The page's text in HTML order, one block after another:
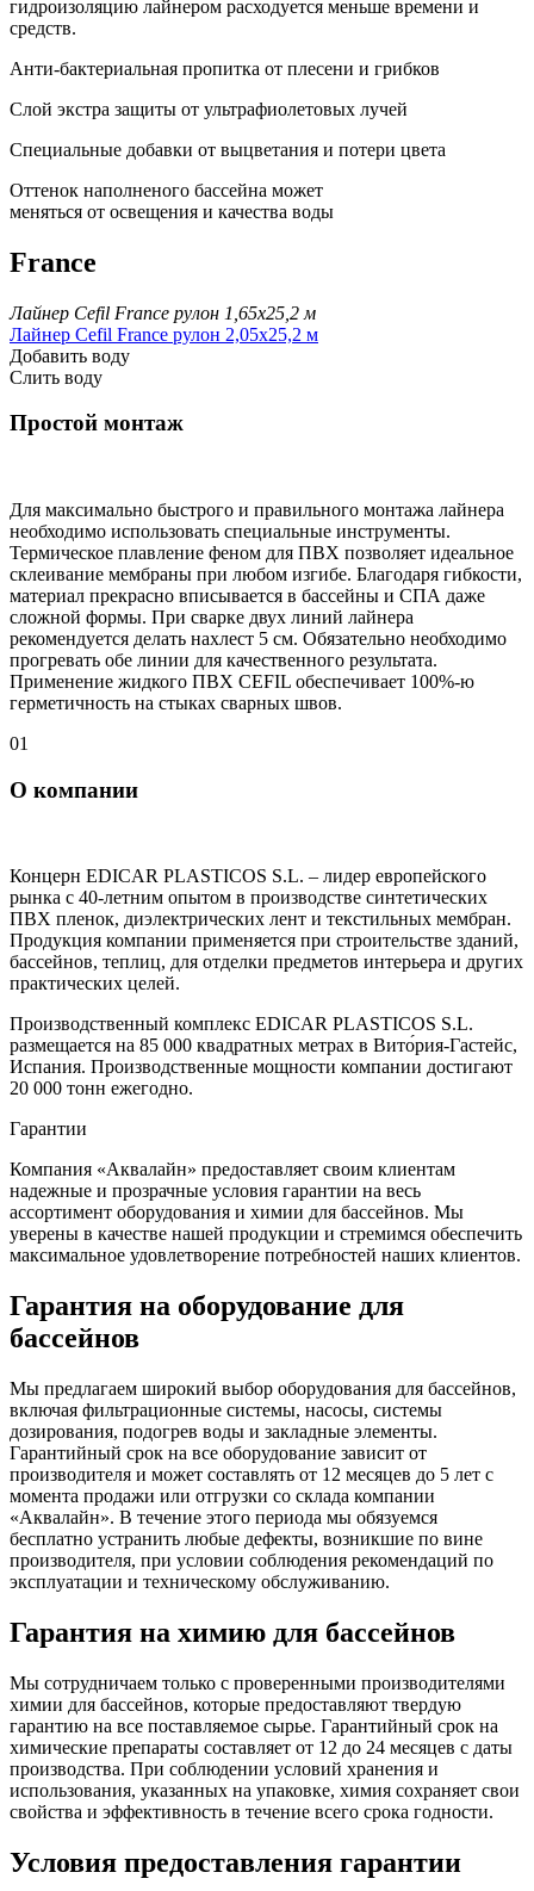
гидроизоляцию лайнером расходуется меньше времени и
средств.
Анти-бактериальная пропитка от плесени и грибков
Cлой экстра защиты от ультрафиолетовых лучей
Специальные добавки от выцветания и потери цвета
Oттенок наполненого бассейна может
меняться от освещения и качества воды
France
Лайнер Cefil France рулон 1,65х25,2 м
Лайнер Cefil France рулон 2,05х25,2 м
Добавить воду
Слить воду
Простой монтаж
Для максимально быстрого и правильного монтажа лайнера
необходимо использовать специальные инструменты.
Термическое плавление феном для ПВХ позволяет идеальное
склеивание мембраны при любом изгибе. Благодаря гибкости,
материал прекрасно вписывается в бассейны и СПА даже
сложной формы. При сварке двух линий лайнера
рекомендуется делать нахлест 5 см. Обязательно необходимо
прогревать обе линии для качественного результата.
Применение жидкого ПВХ CEFIL обеспечивает 100%-ю
герметичность на стыках сварных швов.
01
О компании
Концерн EDICAR PLASTICOS S.L. – лидер европейского
рынка с 40-летним опытом в производстве синтетических
ПВХ пленок, диэлектрических лент и текстильных мембран.
Продукция компании применяется при строительстве зданий,
бассейнов, теплиц, для отделки предметов интерьера и других
практических целей.
Производственный комплекс EDICAR PLASTICOS S.L.
размещается на 85 000 квадратных метрах в Вито́рия-Гастейс,
Испания. Производственные мощности компании достигают
20 000 тонн ежегодно.
Гарантии
Компания «Аквалайн» предоставляет своим клиентам
надежные и прозрачные условия гарантии на весь
ассортимент оборудования и химии для бассейнов. Мы
уверены в качестве нашей продукции и стремимся обеспечить
максимальное удовлетворение потребностей наших клиентов.
Гарантия на оборудование для
бассейнов
Мы предлагаем широкий выбор оборудования для бассейнов,
включая фильтрационные системы, насосы, системы
дозирования, подогрев воды и закладные элементы.
Гарантийный срок на все оборудование зависит от
производителя и может составлять от 12 месяцев до 5 лет с
момента продажи или отгрузки со склада компании
«Аквалайн». В течение этого периода мы обязуемся
бесплатно устранить любые дефекты, возникшие по вине
производителя, при условии соблюдения рекомендаций по
эксплуатации и техническому обслуживанию.
Гарантия на химию для бассейнов
Мы сотрудничаем только с проверенными производителями
химии для бассейнов, которые предоставляют твердую
гарантию на все поставляемое сырье. Гарантийный срок на
химические препараты составляет от 12 до 24 месяцев с даты
производства. При соблюдении условий хранения и
использования, указанных на упаковке, химия сохраняет свои
свойства и эффективность в течение всего срока годности.
Условия предоставления гарантии